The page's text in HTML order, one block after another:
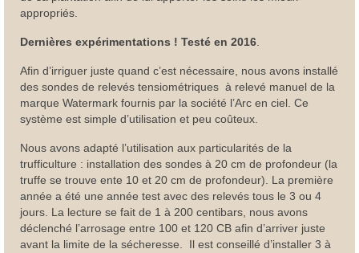
appropriés.
Dernières expérimentations ! Testé en 2016.
Afin d’irriguer juste quand c’est nécessaire, nous avons installé
des sondes de relevés tensiométriques à relevé manuel de la
marque Watermark fournis par la société l’Arc en ciel. Ce
système est simple d’utilisation et peu coûteux.
Nous avons adapté l’utilisation aux particularités de la
trufficulture : installation des sondes à 20 cm de profondeur (la
truffe se trouve ente 10 et 20 cm de profondeur). La première
année a été une année test avec des relevés tous le 3 ou 4
jours. La lecture se fait de 1 à 200 centibars, nous avons
déclenché l’arrosage entre 100 et 120 CB afin d’arriver juste
avant la limite de la sécheresse. Il est conseillé d’installer 3 à